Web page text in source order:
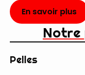
En savoir plus
Notre
Pelles